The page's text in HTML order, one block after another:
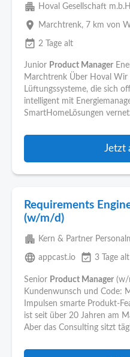
apartment Hoval Gesellschaft
place Marchtrenk, 7 km von
event_available 2 Tage alt
Junior Product Manager
Marchtrenk Über Hoval Wir
Lüftungssysteme, die sich
intelligent mit
SmartHomeLösungen
Jetzt
Requirements
(w/m/d)
apartment Kern & Partner
language appcast.io event_available 3 Tage alt
Senior Product Manager (w/
Kundenwunsch und Code:
Impulsen smarte Produkt-
ist seit über 20 Jahren am
Aber das Consulting sitzt